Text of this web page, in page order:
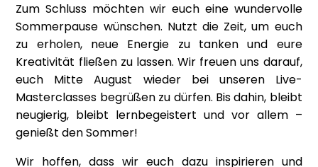
Zum Schluss möchten wir euch eine wundervolle
Sommerpause wünschen. Nutzt die Zeit, um euch
zu erholen, neue Energie zu tanken und eure
Kreativität fließen zu lassen. Wir freuen uns darauf,
euch Mitte August wieder bei unseren Live-
Masterclasses begrüßen zu dürfen. Bis dahin, bleibt
neugierig, bleibt lernbegeistert und vor allem –
genießt den Sommer!
Wir hoffen, dass wir euch dazu inspirieren und